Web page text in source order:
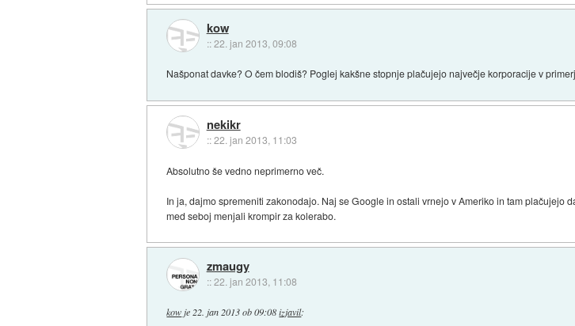
kow
::22. jan 2013, 09:08
Našponat davke? O čem blodiš? Poglej kakšne stopnje plačujejo največje korporacije v
nekikr
::22. jan 2013, 11:03
Absolutno še vedno neprimerno več.
In ja, dajmo spremeniti zakonodajo. Naj se Google in ostali vrnejo v Ameriko in tam plačujejo
med seboj menjali krompir za kolerabo.
zmaugy
::22. jan 2013, 11:08
kow je 22. jan 2013 ob 09:08 izjavil: